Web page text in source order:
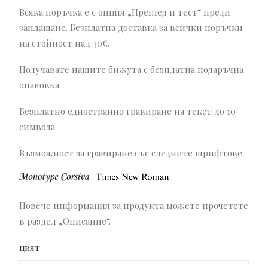
Всяка поръчка е с опция „Преглед и тест“ преди
заплащане. Безплатна доставка за всички поръчки
на стойност над 30€.
Получавате нашите бижута с безплатна подаръчна
опаковка.
Безплатно едностранно гравиране на текст до 10
символа.
Възможност за гравиране със следните шрифтове:
Повече информация за продукта можете прочетете
в раздел „Описание“.
цвят